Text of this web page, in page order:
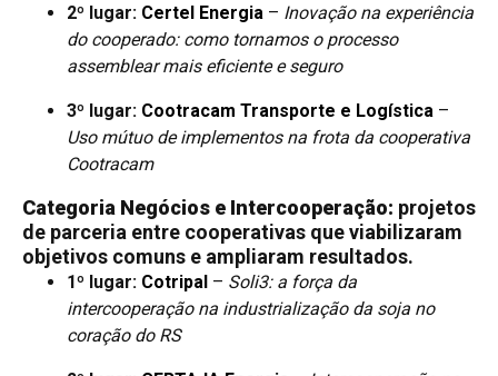
2º lugar: Certel Energia – Inovação na experiência
do cooperado: como tornamos o processo
assemblear mais eficiente e seguro
3º lugar: Cootracam Transporte e Logística –
Uso mútuo de implementos na frota da cooperativa
Cootracam
Categoria Negócios e Intercooperação: projetos
de parceria entre cooperativas que viabilizaram
objetivos comuns e ampliaram resultados.
1º lugar: Cotripal – Soli3: a força da
intercooperação na industrialização da soja no
coração do RS